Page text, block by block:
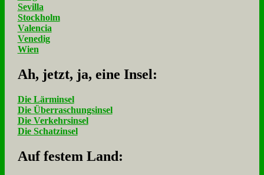
Sevilla
Stockholm
Valencia
Venedig
Wien
Ah, jetzt, ja, ei­ne In­sel:
Die Lärminsel
Die Überraschungsinsel
Die Verkehrsinsel
Die Schatzinsel
Auf fe­stem Land: